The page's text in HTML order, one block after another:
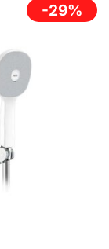
-29%